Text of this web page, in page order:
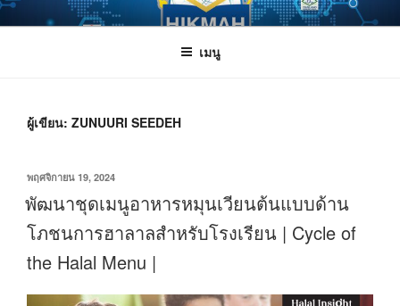
ข้าม HIKMAH
Halal Innovation Knowledge and Management Alert House
เมนู
ผู้เขียน: ZUNUURI SEEDEH
เขียน
วัน
ที่
พฤศจิกายน 19, 2024
พัฒนาชุดเมนูอาหารหมุนเวียนต้นแบบด้าน
โภชนการฮาลาลสำหรับโรงเรียน | Cycle of
the Halal Menu |